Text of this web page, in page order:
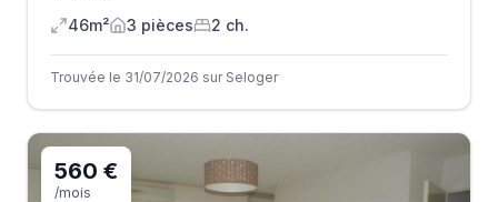
46m²
3 pièces 2 ch.
Trouvée le 31/07/2026 sur Seloger
560 €
/mois